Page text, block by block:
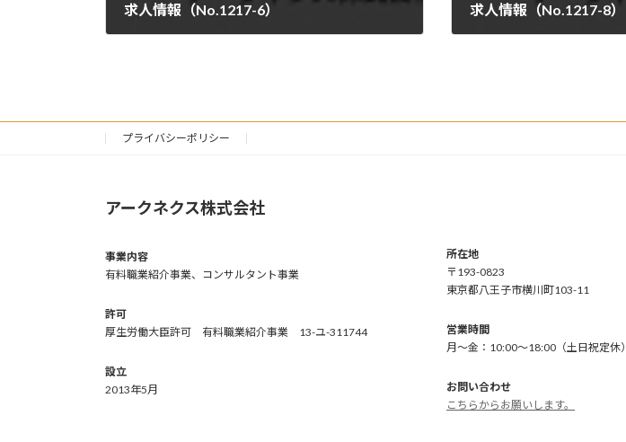
求人情報（No.1217-6） 求人情報（No.1217-8）
プライバシーポリシー
アークネクス株式会社
事業内容
有料職業紹介事業、コンサルタント事業
許可
厚生労働大臣許可 有料職業紹介事業 13-ユ-311744
設立
2013年5月
所在地
〒193-0823
東京都八王子市横川町103-11
営業時間
月～金：10:00～18:00（土日祝定休）
お問い合わせ
こちらからお願いします。